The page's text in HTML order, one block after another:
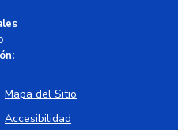
Mapa del Sitio
Accesibilidad